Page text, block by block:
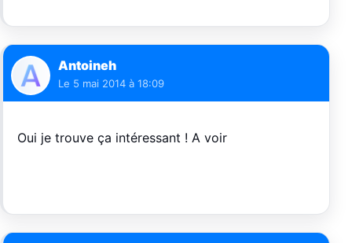
Antoineh
Le 5 mai 2014 à 18:09
Oui je trouve ça intéressant ! A voir